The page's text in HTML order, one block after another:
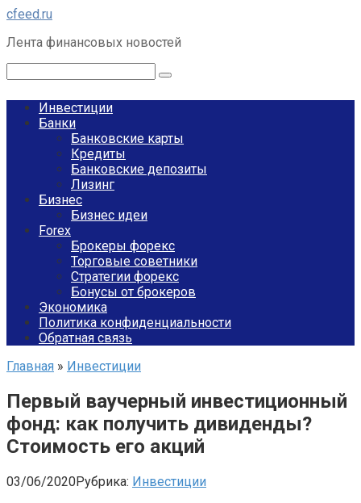
Перейти
контенту
cfeed.ru
Лента финансовых новостей
Инвестиции
Банки
Банковские карты
Кредиты
Банковские депозиты
Лизинг
Бизнес
Бизнес идеи
Forex
Брокеры форекс
Торговые советники
Стратегии форекс
Бонусы от брокеров
Экономика
Политика конфиденциальности
Обратная связь
Главная » Инвестиции
Первый ваучерный инвестиционный
фонд: как получить дивиденды?
Стоимость его акций
03/06/2020Рубрика: Инвестиции